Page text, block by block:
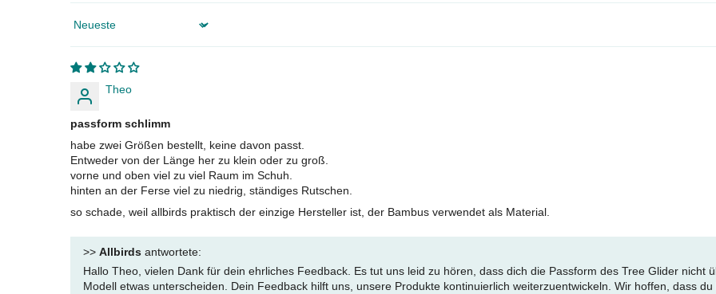
Sort by
Theo
passform schlimm
habe zwei Größen bestellt, keine davon passt.
Entweder von der Länge her zu klein oder zu groß.
vorne und oben viel zu viel Raum im Schuh.
hinten an der Ferse viel zu niedrig, ständiges Rutschen.
so schade, weil allbirds praktisch der einzige Hersteller ist, der Bambus verwendet als Material.
>> Allbirds antwortete:
Hallo Theo, vielen Dank für dein ehrliches Feedback. Es tut uns leid zu hören, dass dich die Passform des Tree Glider nicht
Modell etwas unterscheiden. Dein Feedback hilft uns, unsere Produkte kontinuierlich weiterzuentwickeln. Wir hoffen, dass